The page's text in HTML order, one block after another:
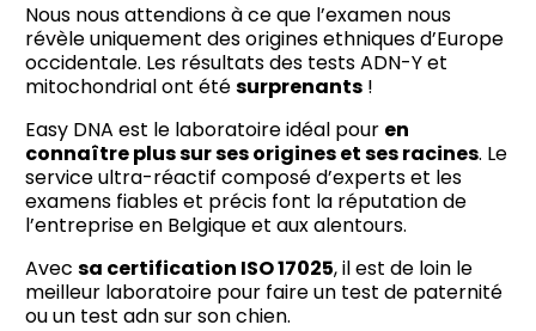
Nous nous attendions à ce que l’examen nous
révèle uniquement des origines ethniques d’Europe
occidentale. Les résultats des tests ADN-Y et
mitochondrial ont étésurprenants !
Easy DNA est le laboratoire idéal pour en
connaître plus sur ses origines et ses racines. Le
service ultra-réactif composé d’experts et les
examens fiables et précis font la réputation de
l’entreprise en Belgique et aux alentours.
Avec sa certification ISO 17025, il est de loin le
meilleur laboratoire pour faire un test de paternité
ou un test adn sur son chien.